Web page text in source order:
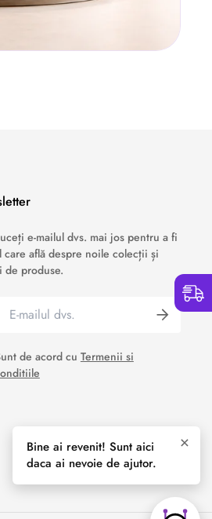
e-mailul dvs. mai jos pentru a fi
care află despre noile colecții și
de produse.
de acord cu Termenii si
×
Bine ai revenit! Sunt aici
daca ai nevoie de ajutor.
retur
o problema ›
status comandă